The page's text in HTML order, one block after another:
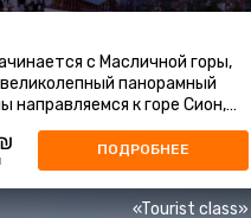
с Масличной горы,
панорамный
направляемся к горе Сион,
чтобы посетить такие исторические ...
ПОДРОБНЕЕ
«Tourist class»